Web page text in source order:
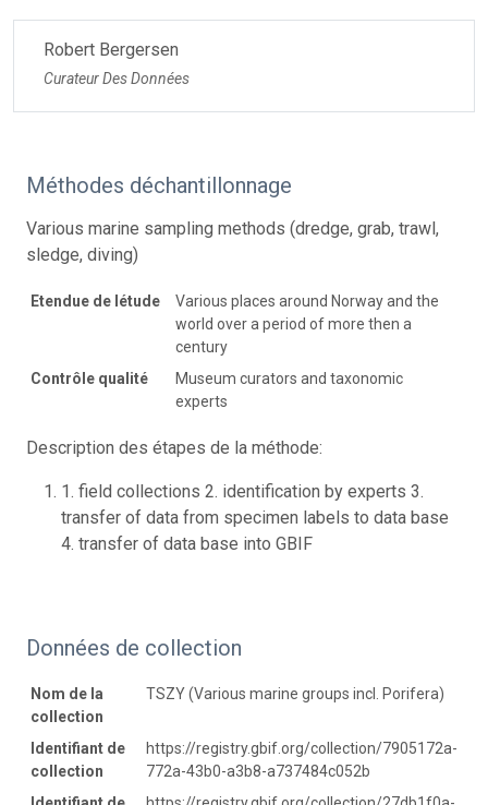
Robert Bergersen
Curateur Des Données
Méthodes déchantillonnage
Various marine sampling methods (dredge, grab, trawl,
sledge, diving)
Etendue de létude
Various places around Norway and the
world over a period of more then a
century
Contrôle qualité
Museum curators and taxonomic
experts
Description des étapes de la méthode:
1. field collections 2. identification by experts 3.
transfer of data from specimen labels to data base
4. transfer of data base into GBIF
Données de collection
Nom de la
collection
TSZY (Various marine groups incl. Porifera)
Identifiant de
collection
https://registry.gbif.org/collection/7905172a-
772a-43b0-a3b8-a737484c052b